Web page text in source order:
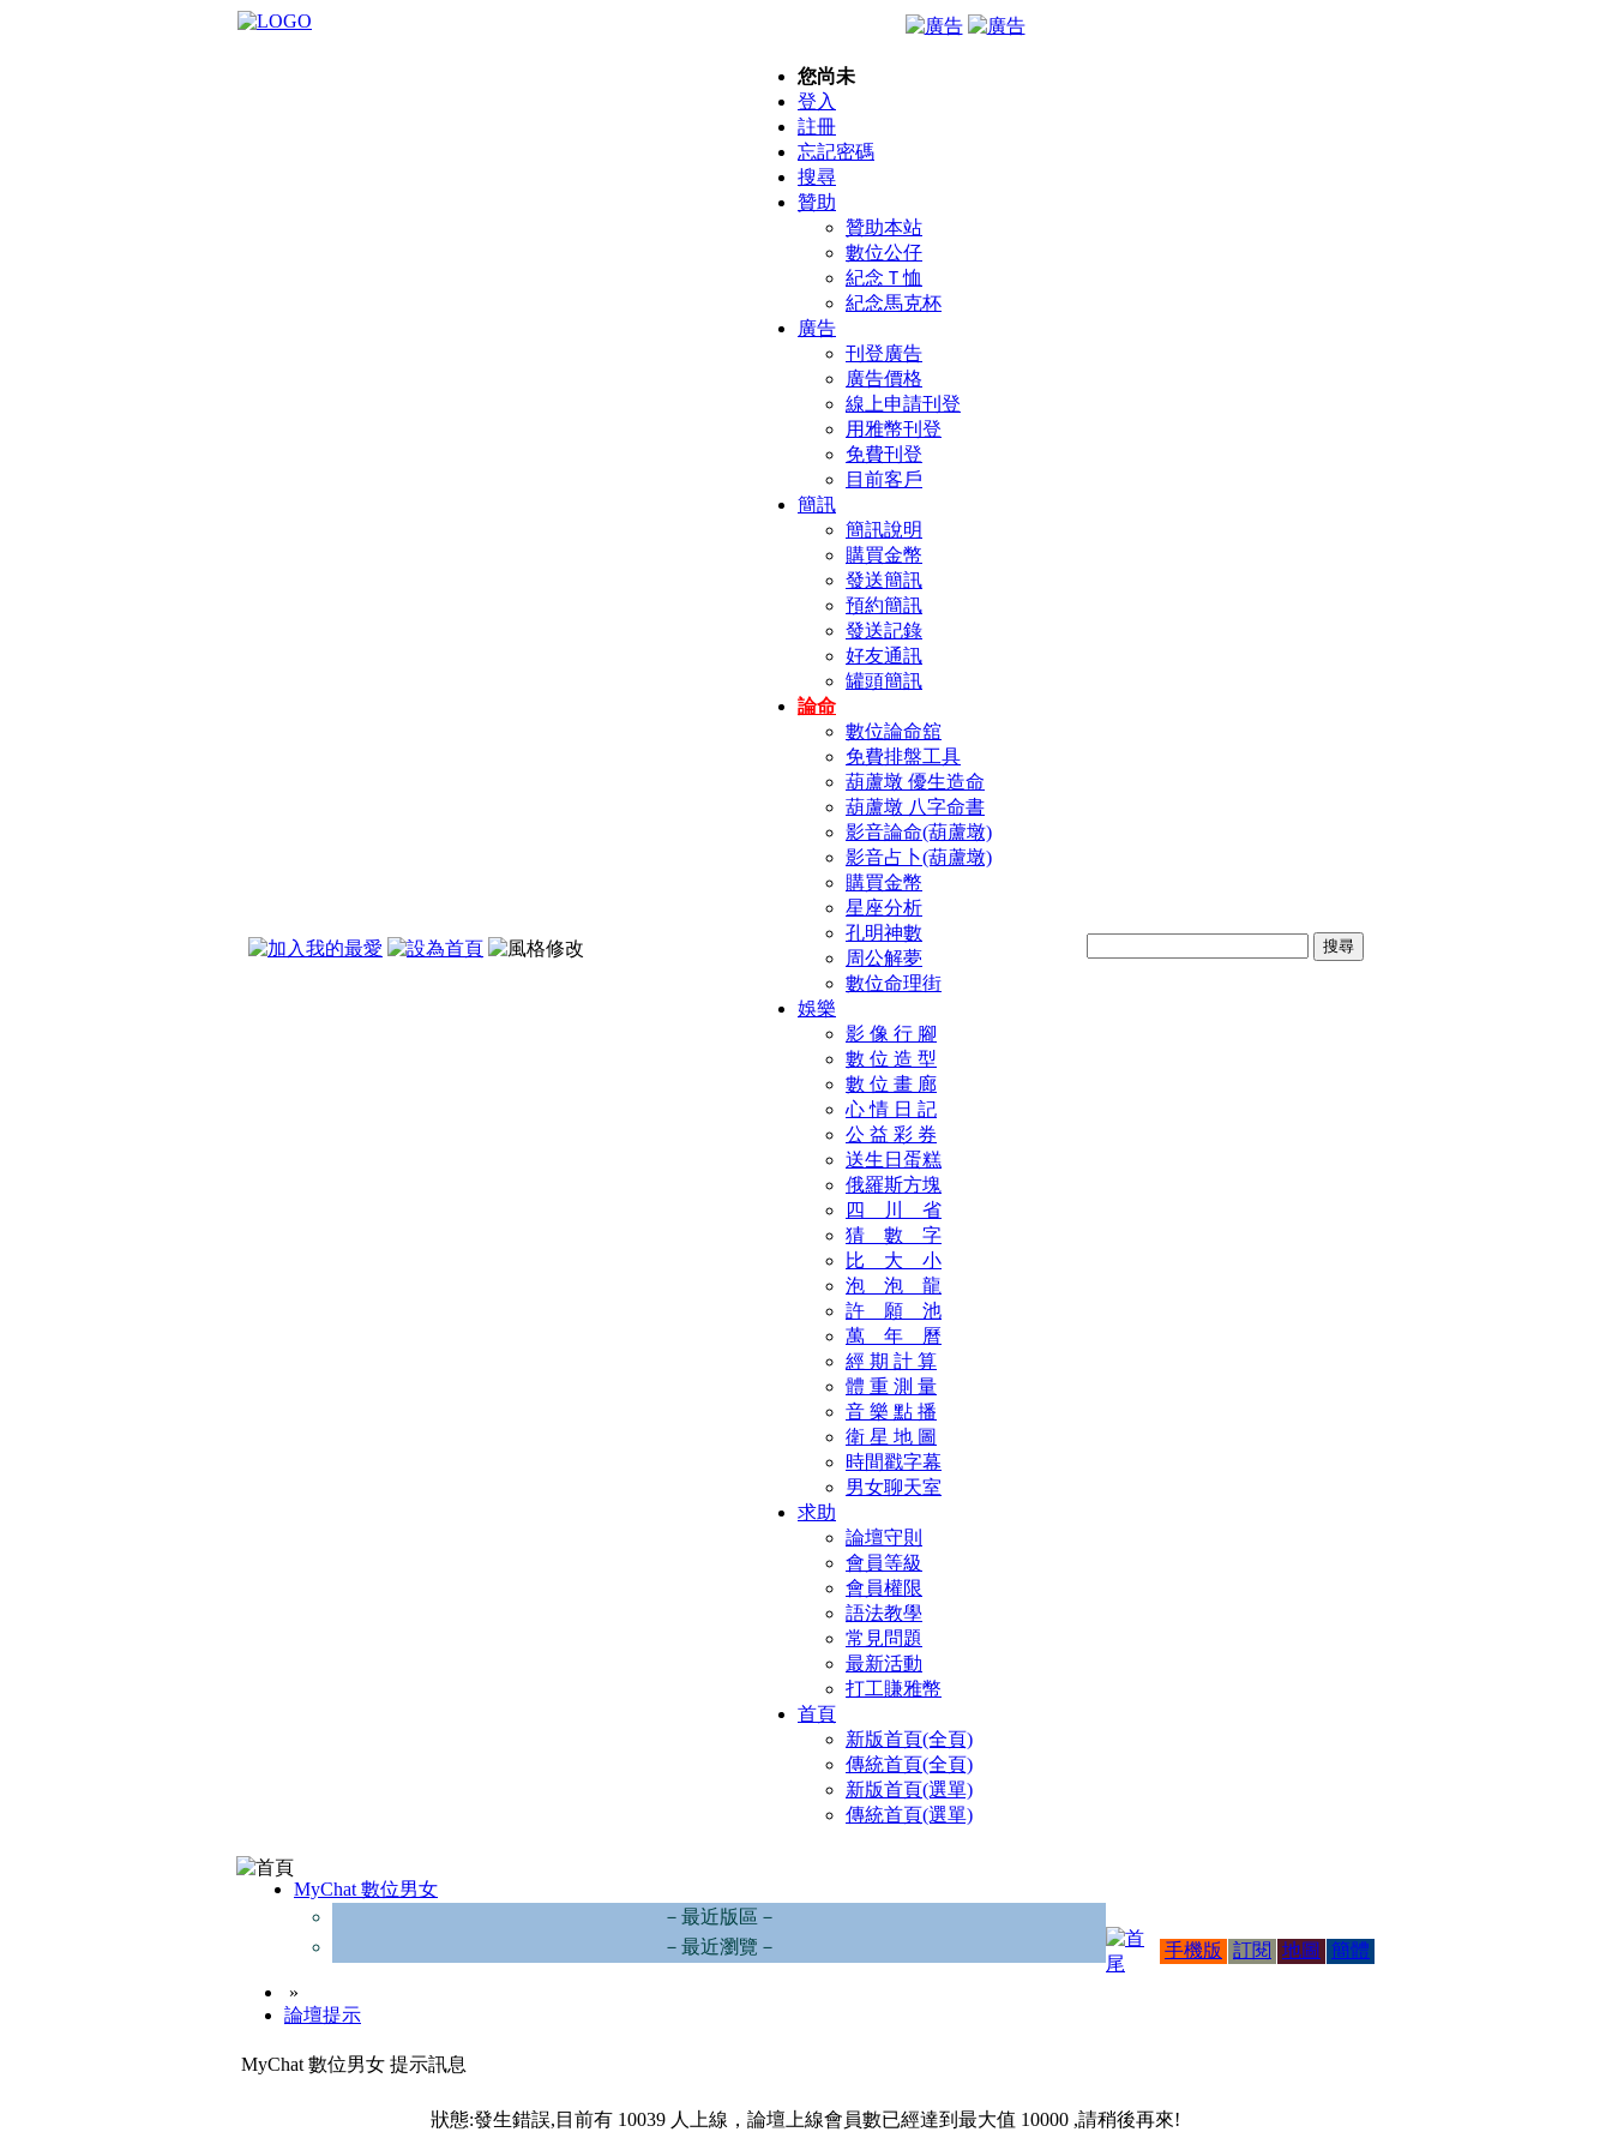
您尚未
登入
註冊
忘記密碼
搜尋
贊助
贊助本站
數位公仔
紀念Ｔ恤
紀念馬克杯
廣告
刊登廣告
廣告價格
線上申請刊登
用雅幣刊登
免費刊登
目前客戶
簡訊
簡訊說明
購買金幣
發送簡訊
預約簡訊
發送記錄
好友通訊
罐頭簡訊
論命
數位論命舘
免費排盤工具
葫蘆墩 優生造命
葫蘆墩 八字命書
影音論命(葫蘆墩)
影音占卜(葫蘆墩)
購買金幣
星座分析
孔明神數
周公解夢
數位命理街
娛樂
影 像 行 腳
數 位 造 型
數 位 畫 廊
心 情 日 記
公 益 彩 券
送生日蛋糕
俄羅斯方塊
四 川 省
猜 數 字
比 大 小
泡 泡 龍
許 願 池
萬 年 曆
經 期 計 算
體 重 測 量
音 樂 點 播
衛 星 地 圖
時間戳字幕
男女聊天室
求助
論壇守則
會員等級
會員權限
語法教學
常見問題
最新活動
打工賺雅幣
首頁
新版首頁(全頁)
傳統首頁(全頁)
新版首頁(選單)
傳統首頁(選單)
MyChat 數位男女
－最近版區－
－最近瀏覽－
»
論壇提示
手機版 訂閱 地圖 簡體
MyChat 數位男女 提示訊息
狀態:發生錯誤,目前有 10039 人上線，論壇上線會員數已經達到最大值 10000 ,請稍後再來!